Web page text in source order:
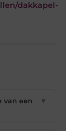
dakkapel-
van een
▼